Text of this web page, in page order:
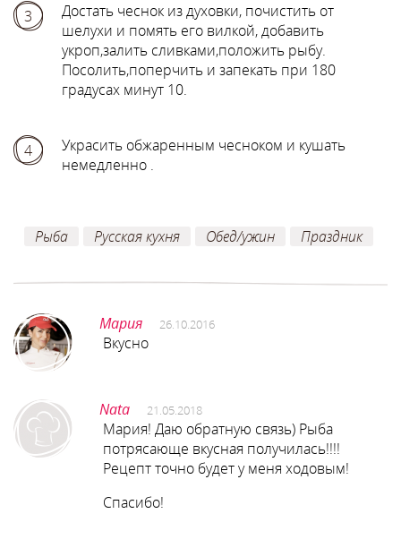
Рыба Русская кухня Обед/ужин Праздник
3
Достать чеснок из духовки, почистить от
шелухи и помять его вилкой, добавить
укроп,залить сливками,положить рыбу.
Посолить,поперчить и запекать при 180
градусах минут 10.
4
Украсить обжаренным чесноком и кушать
немедленно .
Мария 26.10.2016
Вкусно
Nata 21.05.2018
Мария! Даю обратную связь) Рыба
потрясающе вкусная получилась!!!!
Рецепт точно будет у меня ходовым!
Спасибо!